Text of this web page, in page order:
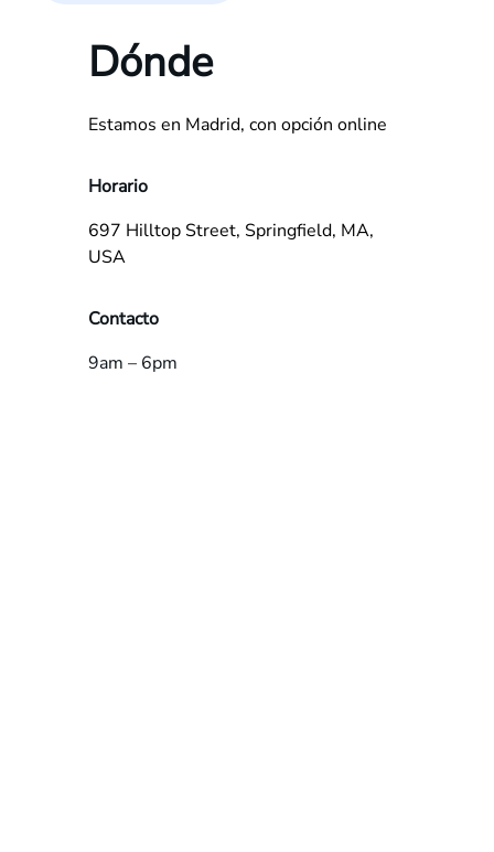
Dónde
Estamos en Madrid, con opción online
Horario
697 Hilltop Street, Springfield, MA,
USA
Contacto
9am – 6pm